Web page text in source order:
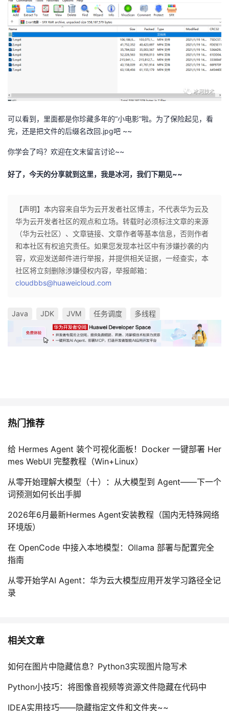
可以看到，里面都是你珍藏多年的“小电影”啦。为了保险起见，看
完，还是把文件的后缀名改回.jpg吧 ~~
你学会了吗？欢迎在文末留言讨论~~
好了，今天的分享就到这里，我是冰河，我们下期见~~
【声明】本内容来自华为云开发者社区博主，不代表华为云及
华为云开发者社区的观点和立场。转载时必须标注文章的来源
（华为云社区）、文章链接、文章作者等基本信息，否则作者
和本社区有权追究责任。如果您发现本社区中有涉嫌抄袭的内
容，欢迎发送邮件进行举报，并提供相关证据，一经查实，本
社区将立刻删除涉嫌侵权内容，举报邮箱：
cloudbbs@huaweicloud.com
Java JDK JVM 任务调度 多线程
热门推荐
给 Hermes Agent 装个可视化面板！Docker 一键部署 Her
mes WebUI 完整教程（Win+Linux）
从零开始理解大模型（十）：从大模型到 Agent——下一个
词预测如何长出手脚
2026年6月最新Hermes Agent安装教程（国内无特殊网络
环境版）
在 OpenCode 中接入本地模型：Ollama 部署与配置完全
指南
从零开始学AI Agent：华为云大模型应用开发学习路径全记
录
相关文章
如何在图片中隐藏信息？Python3实现图片隐写术
Python小技巧：将图像音视频等资源文件隐藏在代码中
IDEA实用技巧——隐藏指定文件和文件夹~~